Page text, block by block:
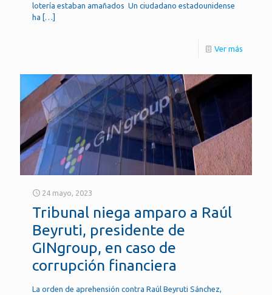
lotería estaban amañados Un ciudadano estadounidense
ha […]
Ver más
24 mayo, 2023
Tribunal niega amparo a Raúl
Beyruti, presidente de
GINgroup, en caso de
corrupción financiera
La orden de aprehensión contra Raúl Beyruti Sánchez,